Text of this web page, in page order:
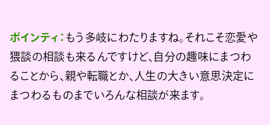
ポインティ： もう多岐にわたりますね。それこそ恋愛や
猥談の相談も来るんですけど、自分の趣味にまつわ
ることから、親や転職とか、人生の大きい意思決定に
まつわるものまでいろんな相談が来ます。